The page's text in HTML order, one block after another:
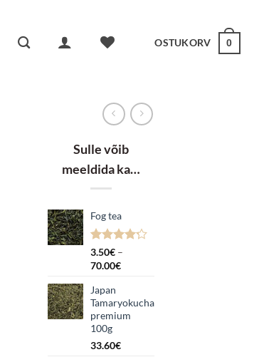
OSTUKORV 0
Sulle võib
meeldida ka…
Fog tea
Hinnatud
4.20/5
5
hinnangu
põhjal
3.50€ –
70.00€Hinnavahemik:
70.00€
Japan
Tamaryokucha
premium
100g
33.60€